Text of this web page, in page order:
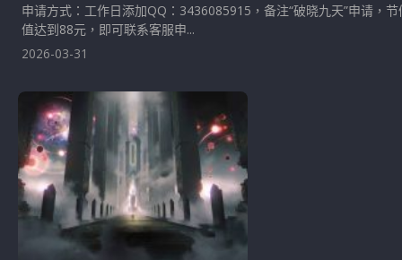
申请方式：工作日添加QQ：3436085915，备注“破晓九天”申请，
值达到88元，即可联系客服申...
2026-03-31